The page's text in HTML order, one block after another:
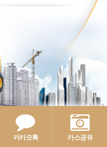
카카오톡 카스공유